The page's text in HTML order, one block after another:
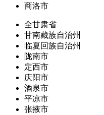
商洛市
全甘肃省
甘南藏族自治州
临夏回族自治州
陇南市
定西市
庆阳市
酒泉市
平凉市
张掖市